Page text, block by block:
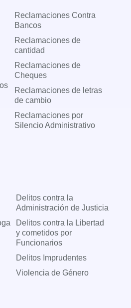
Reclamaciones Contra
Bancos
Reclamaciones de
cantidad
Reclamaciones de
Cheques
Reclamaciones de letras
de cambio
Reclamaciones por
Silencio Administrativo
Delitos contra la
Administración de Justicia
Delitos contra la Libertad
y cometidos por
Funcionarios
Delitos Imprudentes
Violencia de Género